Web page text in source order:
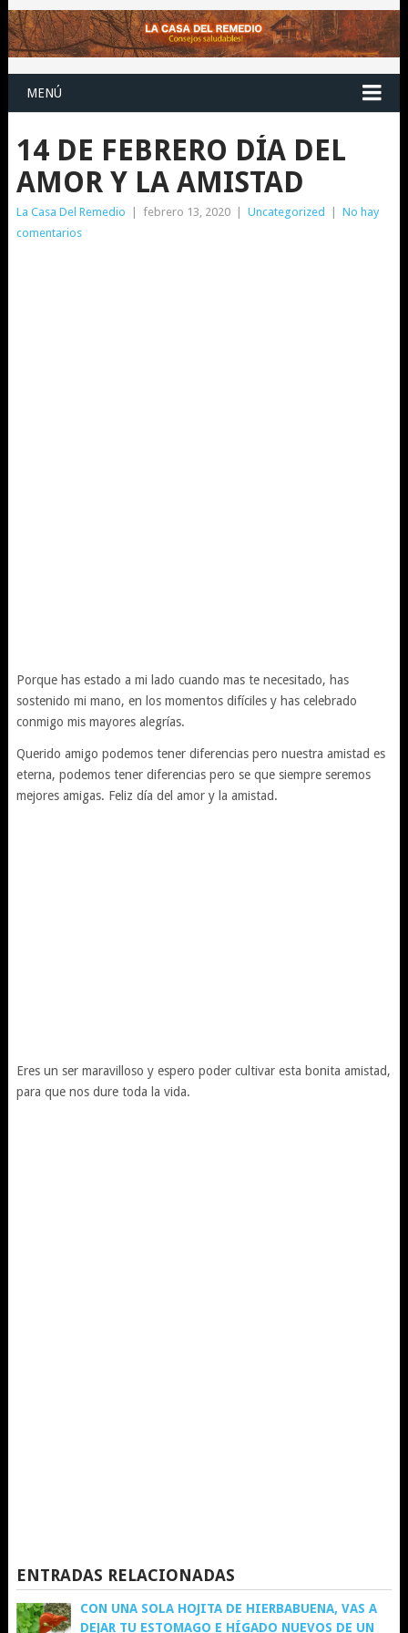
MENÚ
14 DE FEBRERO DÍA DEL
AMOR Y LA AMISTAD
La Casa Del Remedio febrero 13, 2020 Uncategorized
No hay
comentarios
Porque has estado a mi lado cuando mas te necesitado, has
sostenido mi mano, en los momentos difíciles y has celebrado
conmigo mis mayores alegrías.
Querido amigo podemos tener diferencias pero nuestra amistad es
eterna, podemos tener diferencias pero se que siempre seremos
mejores amigas. Feliz día del amor y la amistad.
Eres un ser maravilloso y espero poder cultivar esta bonita amistad,
para que nos dure toda la vida.
ENTRADAS RELACIONADAS
CON UNA SOLA HOJITA DE HIERBABUENA, VAS A
DEJAR TU ESTOMAGO E HÍGADO NUEVOS DE UN